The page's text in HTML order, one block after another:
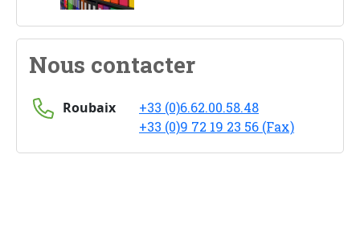
Nous contacter
Roubaix
+33 (0)6.62.00.58.48
+33 (0)9 72 19 23 56 (Fax)